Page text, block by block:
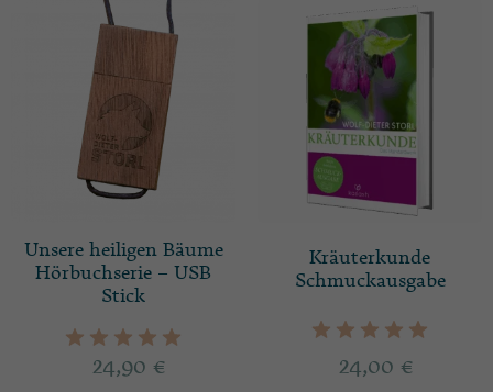
Unsere heiligen Bäume
Hörbuchserie – USB
Stick
24,90 €
Kräuterkunde
Schmuckausgabe
24,00 €